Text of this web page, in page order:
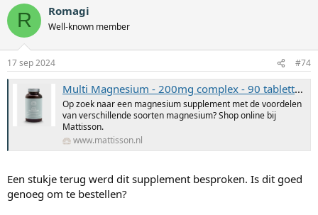
r
e
n
g
R Romagi
Well-known member
17 sep 2024 #74
Multi Magnesium - 200mg complex - 90 tabletten
Op zoek naar een magnesium supplement met de voordelen
van verschillende soorten magnesium? Shop online bij
Mattisson.
www.mattisson.nl
Een stukje terug werd dit supplement besproken. Is dit goed
genoeg om te bestellen?